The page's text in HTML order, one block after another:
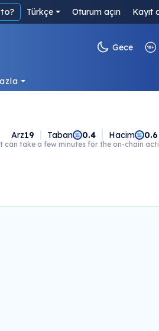
Türkçe Oturum açın Kayıt
Gece
Arz19 Taban 0.4 Hacim 0.6
can take a few minutes for the on-chain